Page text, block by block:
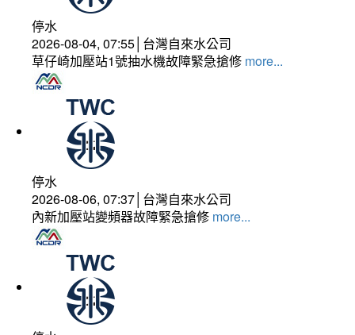
停水
2026-08-04, 07:55│台灣自來水公司
草仔崎加壓站1號抽水機故障緊急搶修 more...
停水
2026-08-06, 07:37│台灣自來水公司
內新加壓站變頻器故障緊急搶修 more...